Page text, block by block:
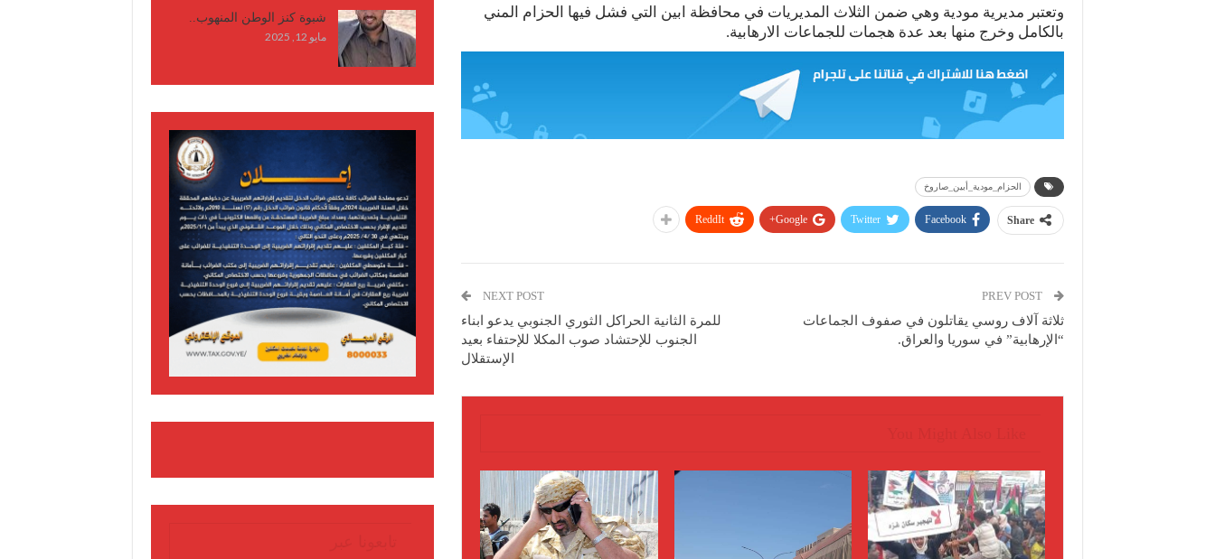
وتعتبر مديرية مودية وهي ضمن الثلاث المديريات في محافظة ابين التي فشل فيها الحزام المني
بالكامل وخرج منها بعد عدة هجمات للجماعات الارهابية.
الحزام_مودية_أبين_صاروخ
Share
Facebook
Twitter
Google+
ReddIt
ثلاثة آلاف روسي يقاتلون في صفوف الجماعات
“الإرهابية” في سوريا والعراق.
NEXT POST
للمرة الثانية الحراكل الثوري الجنوبي يدعو ابناء
الجنوب للإحتشاد صوب المكلا للإحتفاء بعيد
الإستقلال
شبوة كنز الوطن المنهوب..
مايو 12, 2025
تابعونا عبر